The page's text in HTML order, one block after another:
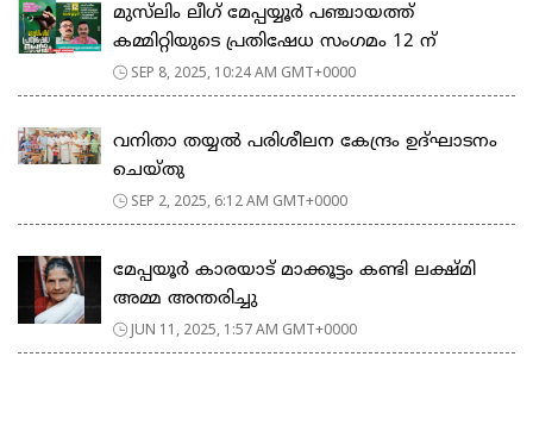
മുസ്‌ലിം ലീഗ് മേപ്പയ്യൂർ പഞ്ചായത്ത്
കമ്മിറ്റിയുടെ പ്രതിഷേധ സംഗമം 12 ന്
SEP 8, 2025, 10:24 AM GMT+0000
വനിതാ തയ്യൽ പരിശീലന കേന്ദ്രം ഉദ്ഘാടനം
ചെയ്‌തു
SEP 2, 2025, 6:12 AM GMT+0000
മേപ്പയൂർ കാരയാട് മാക്കൂട്ടം കണ്ടി ലക്ഷ്മി
അമ്മ അന്തരിച്ചു
JUN 11, 2025, 1:57 AM GMT+0000